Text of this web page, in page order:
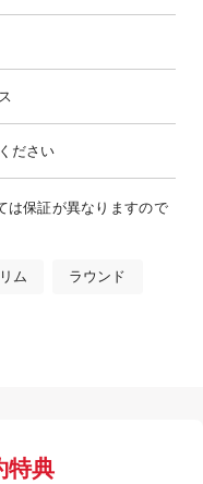
ださい
は保証が異なりますので
ム ラウンド
特典